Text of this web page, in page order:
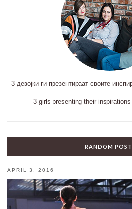
3 девојки ги презентираат своите
3 girls presenting their
RANDOM
APRIL 3, 2016